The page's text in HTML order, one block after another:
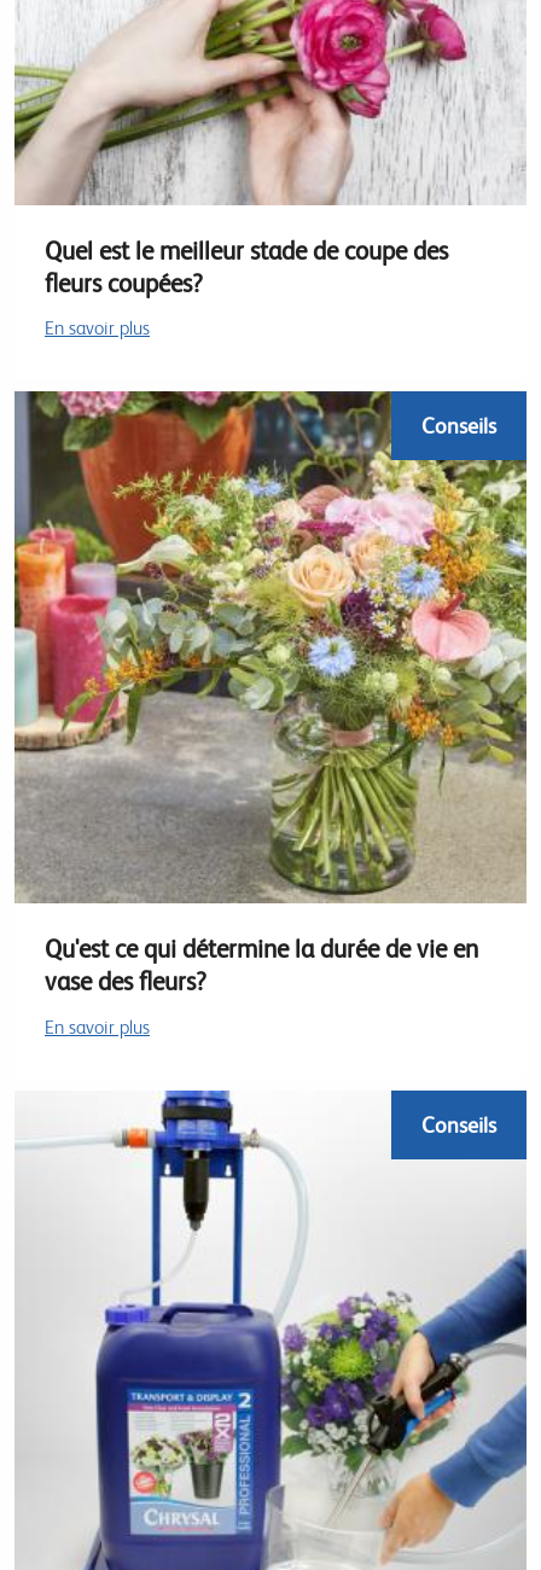
Quel est le meilleur stade de coupe des
fleurs coupées?
En savoir plus
Conseils
Qu'est ce qui détermine la durée de vie en
vase des fleurs?
En savoir plus
Conseils